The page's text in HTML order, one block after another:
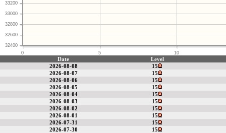
0 5 10
32400
32600
32800
33000
33200
Date
Level
2026-08-08
15
2026-08-07
15
2026-08-06
15
2026-08-05
15
2026-08-04
15
2026-08-03
15
2026-08-02
15
2026-08-01
15
2026-07-31
15
2026-07-30
15